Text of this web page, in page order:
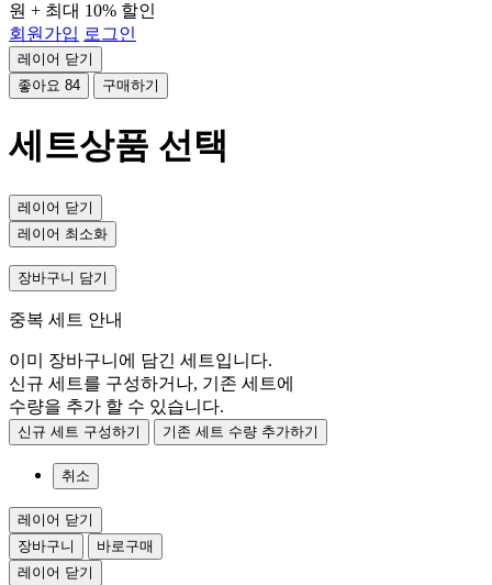
원 + 최대 10% 할인
회원가입 로그인
레이어 닫기
좋아요 84 구매하기
세트상품 선택
레이어 닫기
레이어 최소화
장바구니 담기
중복 세트 안내
이미 장바구니에 담긴 세트입니다.
신규 세트를 구성하거나, 기존 세트에
수량을 추가 할 수 있습니다.
신규 세트 구성하기 기존 세트 수량 추가하기
취소
레이어 닫기
장바구니
바로구매
레이어 닫기